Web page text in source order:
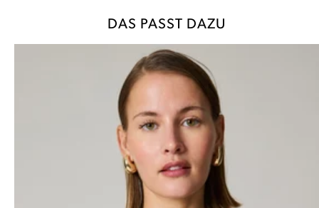
DAS PASST DAZU